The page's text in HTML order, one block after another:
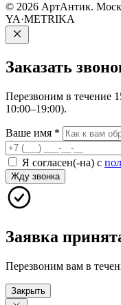
© 2026 АртАнтик.
YA·METRIKA
Заказать
Перезвоним в течение
10:00–19:00).
Ваше имя *
Я согласен(-на) с
Жду звонка
Заявка
Перезвоним вам в
Закрыть